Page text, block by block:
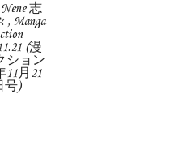
志
, Manga
(漫
ション
11月21
号)